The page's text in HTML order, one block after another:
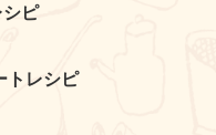
ピ
トレシピ